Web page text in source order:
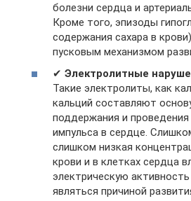
болезни сердца и
Кроме того, эпизоды
содержания сахара в
пусковым механизмом
✔ Электролитные
Такие электролиты, как
кальций составляют
поддержания и проведения
импульса в сердце.
слишком низкая
крови и в клетках сердца
электрическую
являться причиной